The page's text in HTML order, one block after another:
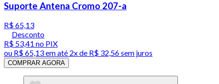
Suporte Antena Cromo 207-a
R$ 65,13
Desconto
R$ 53,41 no PIX
ou R$ 65,13em até 2x de R$ 32,56 sem juros
COMPRAR AGORA